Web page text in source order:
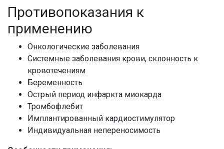
Противопоказания к
применению
Онкологические заболевания
Cистемные заболевания крови, склонность к
кровотечениям
Беременность
Острый период инфаркта миокарда
Тромбофлебит
Имплантированный кардиостимулятор
Индивидуальная непереносимость